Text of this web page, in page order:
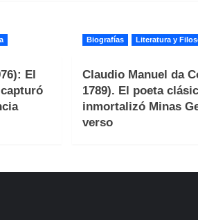
El
Biografías Literatura y
Claudio Manuel da
1789). El poeta
inmortalizó Minas
verso